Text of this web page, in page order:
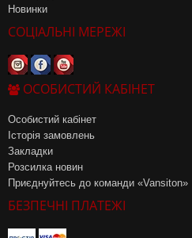
Новинки
СОЦІАЛЬНІ МЕРЕЖІ
ОСОБИСТИЙ КАБІНЕТ
Особистий кабінет
Історія замовлень
Закладки
Розсилка новин
Приєднуйтесь до команди «Vansiton»
БЕЗПЕЧНІ ПЛАТЕЖІ